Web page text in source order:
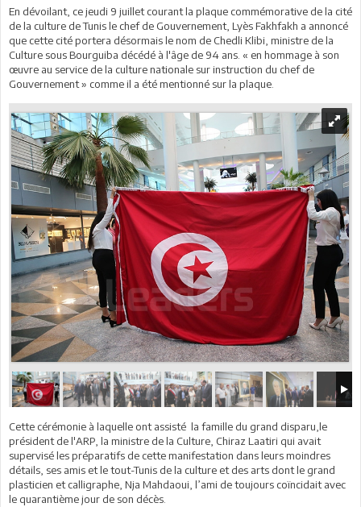
En dévoilant, ce jeudi 9 juillet courant la plaque commémorative de la cité
de la culture de Tunis le chef de Gouvernement, Lyès Fakhfakh a annoncé
que cette cité portera désormais le nom de Chedli Klibi, ministre de la
Culture sous Bourguiba décédé à l'âge de 94 ans. « en hommage à son
œuvre au service de la culture nationale sur instruction du chef de
Gouvernement » comme il a été mentionné sur la plaque.
Cette cérémonie à laquelle ont assisté la famille du grand disparu,le
président de l'ARP, la ministre de la Culture, Chiraz Laatiri qui avait
supervisé les préparatifs de cette manifestation dans leurs moindres
détails, ses amis et le tout-Tunis de la culture et des arts dont le grand
plasticien et calligraphe, Nja Mahdaoui, l’ami de toujours coïncidait avec
le quarantième jour de son décès.